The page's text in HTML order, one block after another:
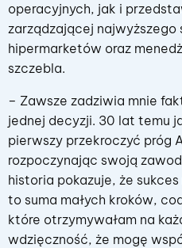
operacyjnych, jak i
zarządzającej
hipermarketów oraz
szczebla.
– Zawsze zadziwia mnie
jednej decyzji. 30 lat temu
pierwszy przekroczyć próg
rozpoczynając swoją
historia pokazuje, że
to suma małych kroków,
które otrzymywałam na
wdzięczność, że mogę